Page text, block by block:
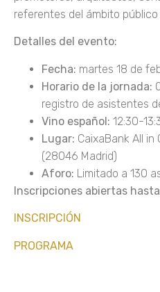
referentes del ámbito público
Detalles del evento:
Fecha: martes 18 de
Horario de la jornada:
registro de asistentes
Vino español: 12:30-
Lugar: CaixaBank All in
(28046 Madrid)
Aforo: Limitado a 130
Inscripciones abiertas
INSCRIPCIÓN
PROGRAMA